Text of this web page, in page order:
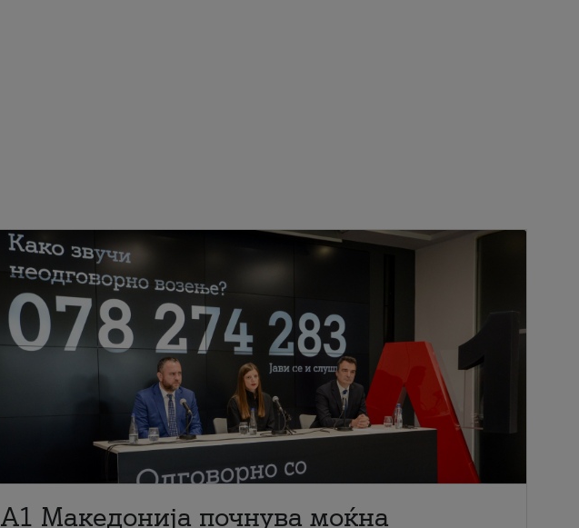
A1 Македонија почнува моќна